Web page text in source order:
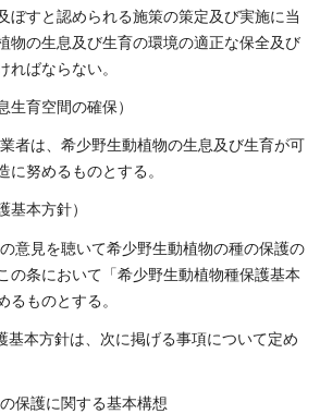
ぼすと認められる施策の策定及び実施に当
物の生息及び生育の環境の適正な保全及び
ればならない。
生育空間の確保）
者は、希少野生動植物の生息及び生育が可
に努めるものとする。
基本方針）
意見を聴いて希少野生動植物の種の保護の
の条において「希少野生動植物種保護基本
るものとする。
基本方針は、次に掲げる事項について定め
保護に関する基本構想